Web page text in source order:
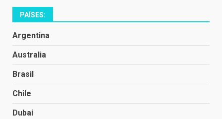
PAÍSES:
Argentina
Australia
Brasil
Chile
Dubai